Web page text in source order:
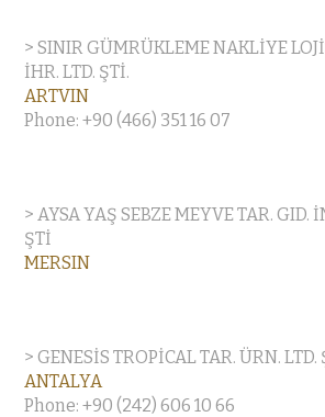
> SINIR GÜMRÜKLEME NAKLİYE
İHR. LTD. ŞTİ.
ARTVIN
Phone: +90 (466) 351 16 07
> AYSA YAŞ SEBZE MEYVE TAR. GID.
ŞTİ
MERSIN
> GENESİS TROPİCAL TAR. ÜRN. LTD.
ANTALYA
Phone: +90 (242) 606 10 66